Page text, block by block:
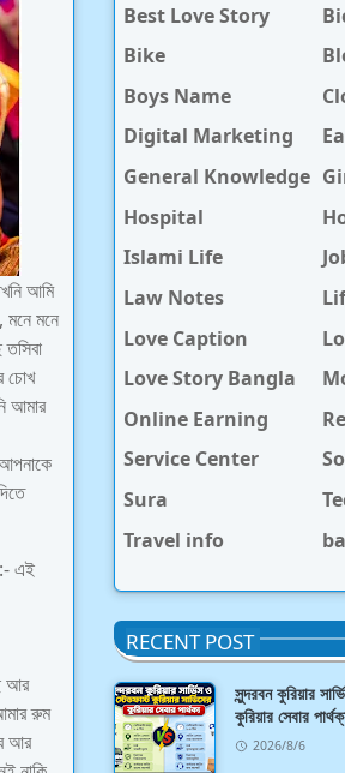
আমি
মনে মনে
চোখ
আমার
এই
আর
রুম
আর
Best Love Story
Bike
Boys Name
Digital Marketing
General Knowledge
Hospital
Islami Life
Law Notes
Love Caption
Love Story Bangla
Online Earning
Service Center
Sura
Travel info
RECENT POST
সুন্দরবন কুরিয়ার
কুরিয়ার সেবার
2026/8/6